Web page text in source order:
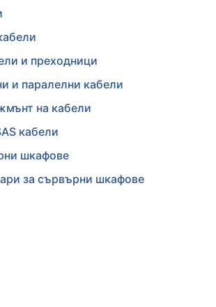
и преходници
и паралелни кабели
на кабели
кабели
шкафове
за сървърни шкафове